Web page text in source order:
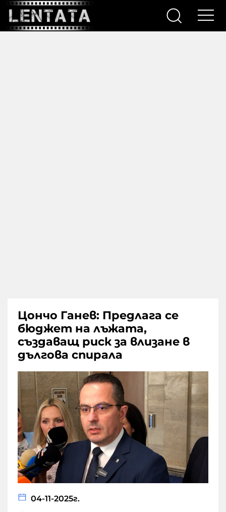
Цончо Ганев: Предлага се
бюджет на лъжата,
създаващ риск за влизане в
дългова спирала
04-11-2025г.